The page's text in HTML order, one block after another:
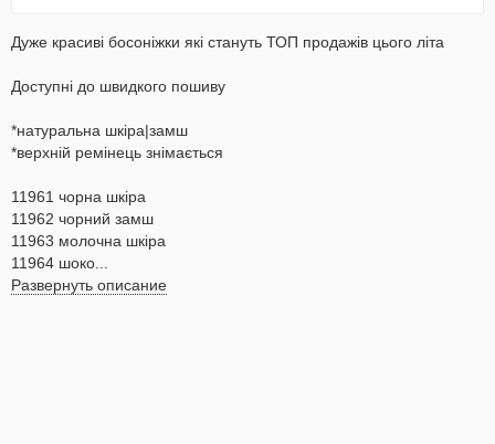
Дуже красиві босоніжки які стануть ТОП продажів цього літа
Доступні до швидкого пошиву
*натуральна шкіра|замш
*верхній ремінець знімається
11961 чорна шкіра
11962 чорний замш
11963 молочна шкіра
11964 шоко...
Развернуть описание